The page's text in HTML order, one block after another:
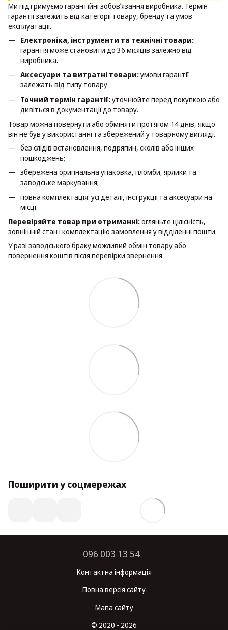
Ми підтримуємо гарантійні зобовʼязання виробника. Термін
гарантії залежить від категорії товару, бренду та умов
експлуатації.
Електроніка, інструменти та технічні товари:
гарантія може становити до 36 місяців залежно від
виробника.
Аксесуари та витратні товари:умови гарантії
залежать від типу товару.
Точний термін гарантії:уточнюйте перед покупкою або
дивіться в документації до товару.
Товар можна повернути або обміняти протягом 14 днів, якщо
він не був у використанні та збережений у товарному вигляді.
без слідів встановлення, подряпин, сколів або інших
пошкоджень;
збережена оригінальна упаковка, пломби, ярлики та
заводське маркування;
повна комплектація: усі деталі, інструкції та аксесуари на
місці.
Перевіряйте товар при отриманні:огляньте цілісність,
зовнішній стан і комплектацію замовлення у відділенні пошти.
У разі заводського браку можливий обмін товару або
повернення коштів після перевірки звернення.
Поширити у соцмережах
096 003 13 54
Контактна інформація
Повна версія сайту
Мапа сайту
© 2020 - 2026